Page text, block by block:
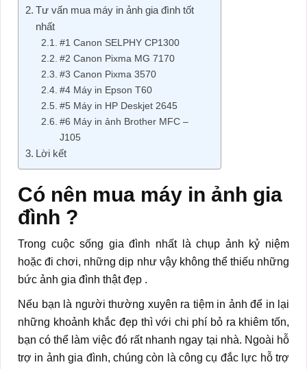
Tư vấn mua máy in ảnh gia đình tốt
nhất
#1 Canon SELPHY CP1300
#2 Canon Pixma MG 7170
#3 Canon Pixma 3570
#4 Máy in Epson T60
#5 Máy in HP Deskjet 2645
#6 Máy in ảnh Brother MFC –
J105
Lời kết
Có nên mua máy in ảnh gia
đình ?
Trong cuộc sống gia đình nhất là chụp ảnh kỷ niệm
hoặc đi chơi, những dịp như vậy không thể thiếu những
bức ảnh gia đình thật đẹp .
Nếu bạn là người thường xuyên ra tiệm in ảnh để in lại
những khoảnh khắc đẹp thì với chi phí bỏ ra khiêm tốn,
bạn có thể làm việc đó rất nhanh ngay tại nhà. Ngoài hỗ
trợ in ảnh gia đình, chúng còn là công cụ đắc lực hỗ trợ